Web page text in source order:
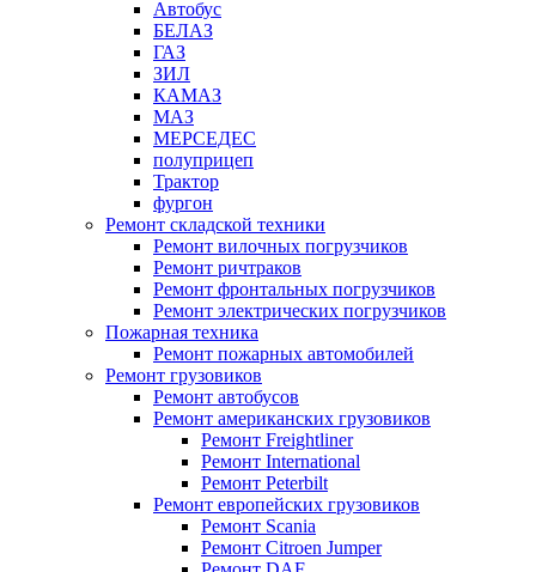
Автобус
БЕЛАЗ
ГАЗ
ЗИЛ
КАМАЗ
МАЗ
МЕРСЕДЕС
полуприцеп
Трактор
фургон
Ремонт складской техники
Ремонт вилочных погрузчиков
Ремонт ричтраков
Ремонт фронтальных погрузчиков
Ремонт электрических погрузчиков
Пожарная техника
Ремонт пожарных автомобилей
Ремонт грузовиков
Ремонт автобусов
Ремонт американских грузовиков
Ремонт Freightliner
Ремонт International
Ремонт Peterbilt
Ремонт европейских грузовиков
Ремонт Scania
Ремонт Citroen Jumper